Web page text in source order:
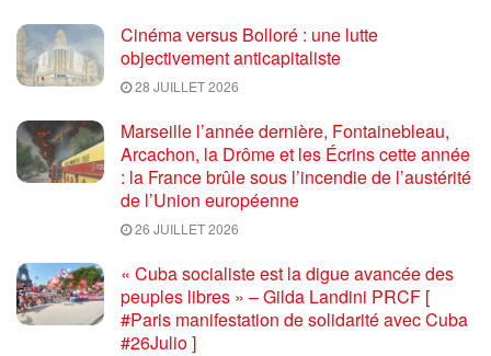
Cinéma versus Bolloré : une lutte
objectivement anticapitaliste
28 JUILLET 2026
Marseille l’année dernière, Fontainebleau,
Arcachon, la Drôme et les Écrins cette année
: la France brûle sous l’incendie de l’austérité
de l’Union européenne
26 JUILLET 2026
« Cuba socialiste est la digue avancée des
peuples libres » – Gilda Landini PRCF [
#Paris manifestation de solidarité avec Cuba
#26Julio ]